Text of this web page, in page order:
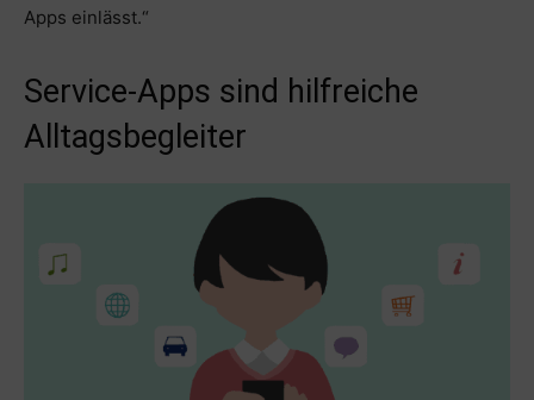
Apps einlässt.“
Service-Apps sind hilfreiche
Alltagsbegleiter